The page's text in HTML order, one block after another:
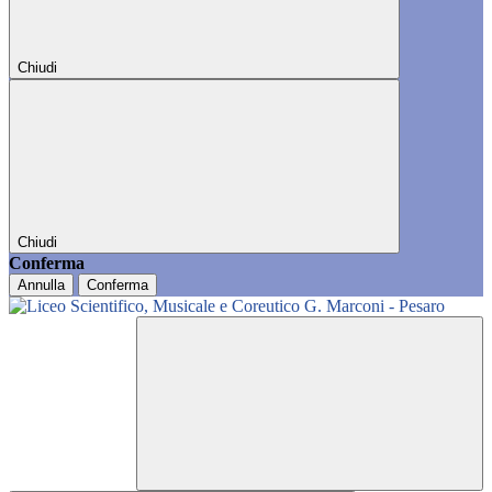
Chiudi
Chiudi
Conferma
Annulla Conferma